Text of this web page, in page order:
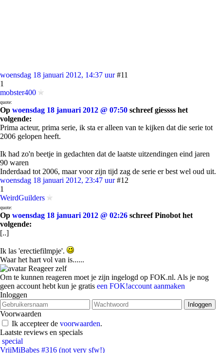
woensdag 18 januari 2012, 14:37 uur #11
1
mobster400
quote:
Op woensdag 18 januari 2012 @ 07:50 schreef giessss het
volgende:
Prima acteur, prima serie, ik sta er alleen van te kijken dat die serie tot
2006 gelopen heeft.
Ik had zo'n beetje in gedachten dat de laatste uitzendingen eind jaren
90 waren
Inderdaad tot 2006, maar voor zijn tijd zag de serie er best wel oud uit.
woensdag 18 januari 2012, 23:47 uur #12
1
WeirdGuilders
quote:
Op woensdag 18 januari 2012 @ 02:26 schreef Pinobot het
volgende:
[..]
Ik las 'erectiefilmpje'.
Waar het hart vol van is......
Reageer zelf
Om te kunnen reageren moet je zijn ingelogd op FOK.nl. Als je nog
geen account hebt kun je gratis een FOK!account aanmaken
Inloggen
Voorwaarden
Ik accepteer de voorwaarden.
Laatste reviews en specials
special
VrijMiBabes #316 (not very sfw!)